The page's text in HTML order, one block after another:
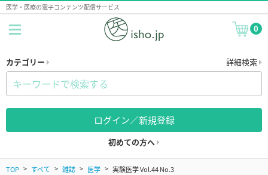
医学・医療の電子コンテンツ配信サービス
0
カテゴリー 詳細検索
ログイン／新規登録
初めての方へ
TOP すべて 雑誌 医学 実験医学 Vol.44 No.3